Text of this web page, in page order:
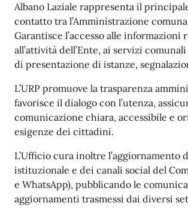
Albano Laziale rappresenta il
contatto tra l’Amministrazione
Garantisce l’accesso alle informazioni
all’attività dell’Ente, ai servizi
di presentazione di istanze,
L’URP promuove la trasparenza
favorisce il dialogo con l’utenza,
comunicazione chiara, accessibile e
esigenze dei cittadini.
L’Ufficio cura inoltre l’aggiornamento
istituzionale e dei canali social del
e WhatsApp), pubblicando le
aggiornamenti trasmessi dai diversi